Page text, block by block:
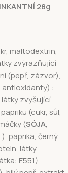
28g
maltodextrin,
zvýrazňující
(pepř, zázvor),
antioxidanty) :
látky zvyšující
(cukr, sůl,
(SÓJA,
paprika, černý
látky
E551),